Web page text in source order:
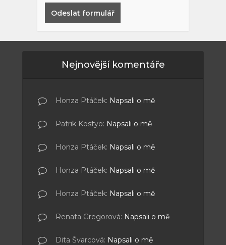
Odeslat formulář
Nejnovější komentáře
Honza Ptáček: Napsali o mě
Patrik Kostyo: Napsali o mě
Honza Ptáček: Napsali o mě
Honza Ptáček: Napsali o mě
Honza Ptáček: Napsali o mě
Renata Gregorová: Napsali o mě
Dita Švarcová: Napsali o mě